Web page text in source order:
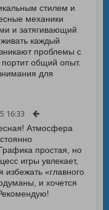
стилем и
механики
и затягивающий
каждый
проблемы с
общий опыт.
для
16:33
Атмосфера
простая, но
игры увлекает,
избежать «главного
и хочется